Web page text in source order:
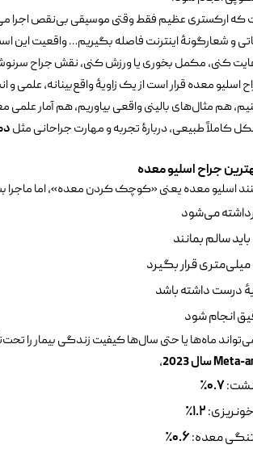
که ارکستری عظیم فقط وقتی موسیقی بی‌نقص اجرا
و شعارگونهٔ اینترنت فاصله بگیریم… واقعیت این
کنی، مکمل بخوری یا ورزش کنی، نقش جراح
اسلیو معده قرار است از یک زاویهٔ واقع‌بینانه،
هم مثال‌های بالینی واقعی بیاوریم، هم آمار علمی
کاملاً طبیعی، دربارهٔ تجربه و مهارت جراحانی مثل
جراح اسلیو معده
اسلیو معده یعنی «کوچک کردن معده»، اما ماجرا
سالم بمانند
میلی‌متری قرار بگیرد
درست داشته باشد
انجام شود
ماه‌ها یا حتی سال‌ها کیفیت زندگی بیمار را
Meta-سال 2023
،
نشت:۰.۷٪
۱.۲٪
معده:۰.۶٪